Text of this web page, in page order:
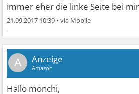
immer eher die linke Seite bei
21.09.2017 10:39 •
A